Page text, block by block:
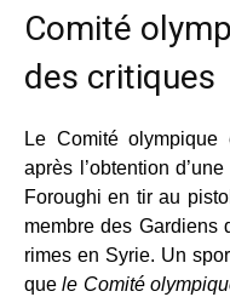
Comité
des critiques
Le Comité
après l’obtention
Foroughi en tir au
membre des Gardiens
rimes en Syrie. Un
quele Comité